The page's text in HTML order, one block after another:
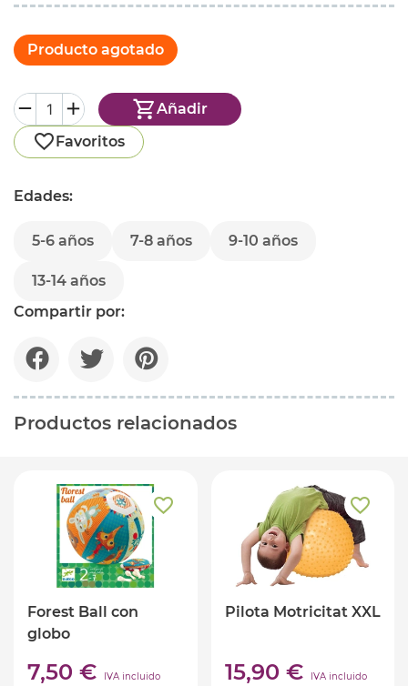
Producto agotado
Añadir
Favoritos
Edades:
5-6 años 7-8 años 9-10 años
13-14 años
Compartir por:
Productos relacionados
Forest Ball con
globo
7,50 € IVA incluido
Pilota Motricitat XXL
15,90 € IVA incluido